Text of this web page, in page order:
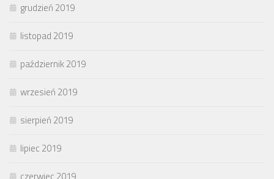
grudzień 2019
listopad 2019
październik 2019
wrzesień 2019
sierpień 2019
lipiec 2019